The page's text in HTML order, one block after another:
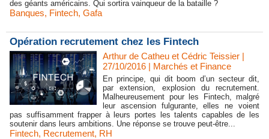
des géants américains. Qui sortira vainqueur de la bataille ?
Banques, Fintech, Gafa
Opération recrutement chez les Fintech
Arthur de Catheu et Cédric Teissier |
27/10/2016 | Marchés et Finance
En principe, qui dit boom d’un secteur dit,
par extension, explosion du recrutement.
Malheureusement pour les Fintech, malgré
leur ascension fulgurante, elles ne voient
pas suffisamment frapper à leurs portes les talents capables de les
soutenir dans leurs ambitions. Une réponse se trouve peut-être...
Fintech, Recrutement, RH